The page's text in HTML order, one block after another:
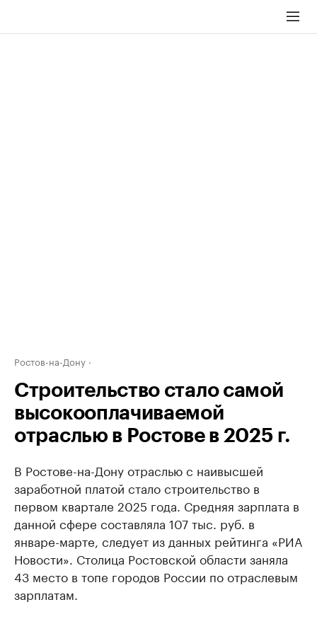
Ростов-на-Дону
Строительство стало самой
высокооплачиваемой
отраслью в Ростове в 2025 г.
В Ростове-на-Дону отраслью с наивысшей
заработной платой стало строительство в
первом квартале 2025 года. Средняя зарплата в
данной сфере составляла 107 тыс. руб. в
январе-марте, следует из данных рейтинга «РИА
Новости». Столица Ростовской области заняла
43 место в топе городов России по отраслевым
зарплатам.